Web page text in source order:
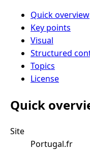
Quick overview
Key points
Visual
Structured
Topics
License
Quick
Site
Portugal.fr